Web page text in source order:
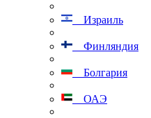
Израиль
Финляндия
Болгария
ОАЭ